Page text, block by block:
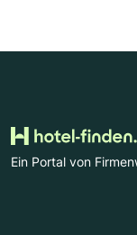
Ein Portal von